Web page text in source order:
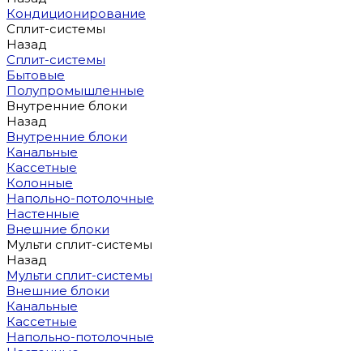
Кондиционирование
Сплит-системы
Назад
Сплит-системы
Бытовые
Полупромышленные
Внутренние блоки
Назад
Внутренние блоки
Канальные
Кассетные
Колонные
Напольно-потолочные
Настенные
Внешние блоки
Мульти сплит-системы
Назад
Мульти сплит-системы
Внешние блоки
Канальные
Кассетные
Напольно-потолочные